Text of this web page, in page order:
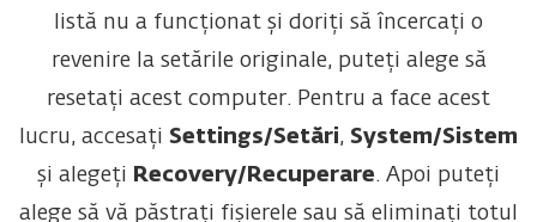
listă nu a funcționat și doriți să încercați o
revenire la setările originale, puteți alege să
resetați acest computer. Pentru a face acest
lucru, accesați Settings/Setări, System/Sistem
și alegeți Recovery/Recuperare. Apoi puteți
alege să vă păstrați fișierele sau să eliminați totul